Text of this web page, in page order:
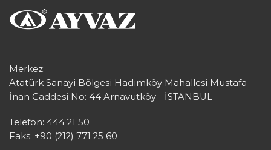
Merkez:
Atatürk Sanayi Bölgesi Hadımköy Mahallesi Mustafa
İnan Caddesi No: 44 Arnavutköy - İSTANBUL
Telefon: 444 21 50
Faks: +90 (212) 771 25 60